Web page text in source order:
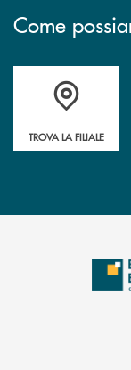
Come
Accedi all' elenco
TROVA LA FILIALE